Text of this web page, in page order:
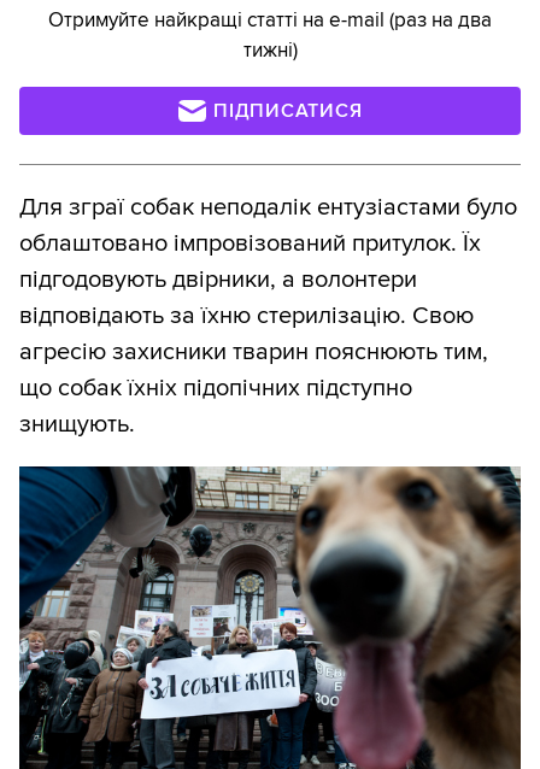
Отримуйте найкращі статті на e-mail (раз на два
тижні)
ПІДПИСАТИСЯ
Для зграї собак неподалік ентузіастами було
облаштовано імпровізований притулок. Їх
підгодовують двірники, а волонтери
відповідають за їхню стерилізацію. Свою
агресію захисники тварин пояснюють тим,
що собак їхніх підопічних підступно
знищують.